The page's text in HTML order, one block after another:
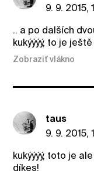
9. 9. 2015,
.. a po dalších
kukýýýý, to je
Zobraziť vlákno
taus
9. 9. 2015,
kukýýýý, toto je
díkes!